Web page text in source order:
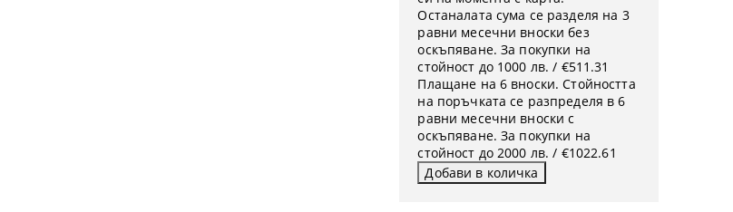
Останалата сума се разделя на 3
равни месечни вноски без
оскъпяване. За покупки на
стойност до 1000 лв. / €511.31
Плащане на 6 вноски. Стойността
на поръчката се разпределя в 6
равни месечни вноски с
оскъпяване. За покупки на
стойност до 2000 лв. / €1022.61